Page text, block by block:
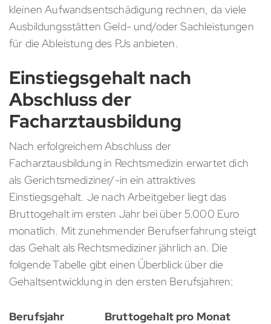
kleinen Aufwandsentschädigung rechnen, da viele
Ausbildungsstätten Geld- und/oder Sachleistungen
für die Ableistung des PJs anbieten.
Einstiegsgehalt nach
Abschluss der
Facharztausbildung
Nach erfolgreichem Abschluss der
Facharztausbildung in Rechtsmedizin erwartet dich
als Gerichtsmediziner/-in ein attraktives
Einstiegsgehalt. Je nach Arbeitgeber liegt das
Bruttogehalt im ersten Jahr bei über 5.000 Euro
monatlich. Mit zunehmender Berufserfahrung steigt
das Gehalt als Rechtsmediziner jährlich an. Die
folgende Tabelle gibt einen Überblick über die
Gehaltsentwicklung in den ersten Berufsjahren:
Berufsjahr Bruttogehalt pro Monat